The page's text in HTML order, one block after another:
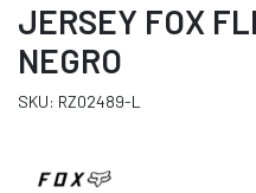
JERSEY FOX
NEGRO
SKU: RZ02489-L